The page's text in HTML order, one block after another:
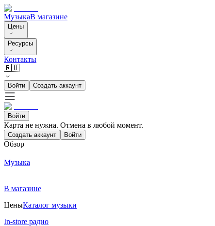
МузыкаВ магазине
Цены
Ресурсы
Контакты
🇷🇺
Войти Создать аккаунт
Войти
Карта не нужна. Отмена в любой момент.
Создать аккаунт Войти
Обзор
Музыка
В магазине
ЦеныКаталог музыки
In-store радио